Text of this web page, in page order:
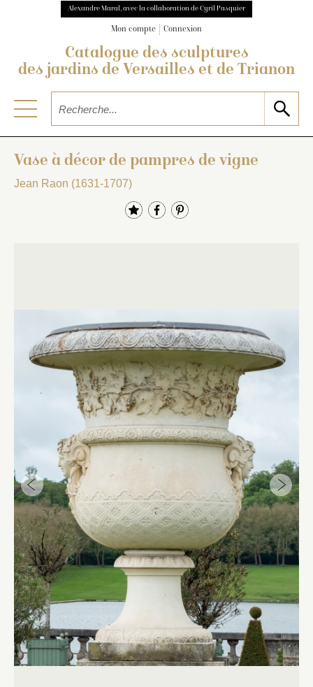
Alexandre Maral, avec la collaboration de Cyril Pasquier
Mon compte Connexion
Catalogue des sculptures
des jardins de Versailles et de Trianon
Vase à décor de pampres de vigne
Jean Raon (1631-1707)